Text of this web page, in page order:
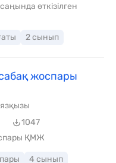
өткізілген
2 сынып
жоспары
1047
ҚМЖ
4 сынып